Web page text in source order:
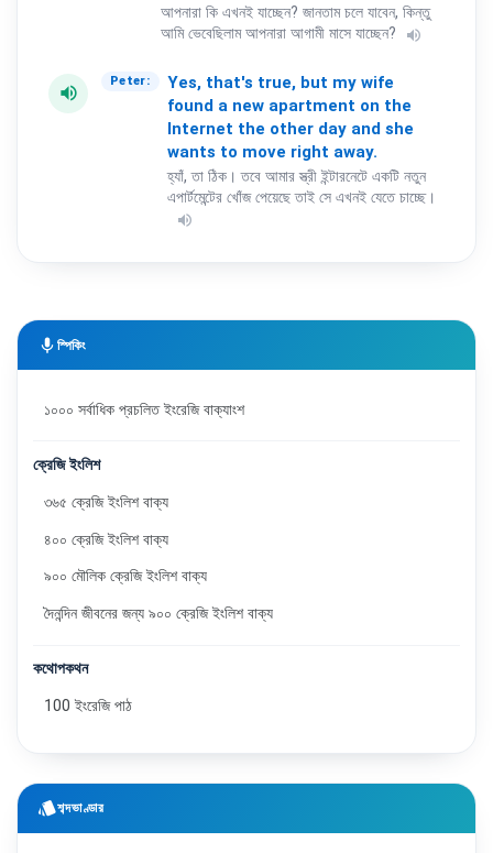
আপনারা কি এখনই যাচ্ছেন? জানতাম চলে যাবেন, কিন্তু
আমি ভেবেছিলাম আপনারা আগামী মাসে যাচ্ছেন?
volume_up
volume_up
Peter: Yes, that's true, but my wife
found a new apartment on the
Internet the other day and she
wants to move right away.
হ্যাঁ, তা ঠিক। তবে আমার স্ত্রী ইন্টারনেটে একটি নতুন
এপার্টমেন্টের খোঁজ পেয়েছে তাই সে এখনই যেতে চাচ্ছে।
volume_up
mic স্পিকিং
১০০০ সর্বাধিক প্রচলিত ইংরেজি বাক্যাংশ
ক্রেজি ইংলিশ
৩৬৫ ক্রেজি ইংলিশ বাক্য
৪০০ ক্রেজি ইংলিশ বাক্য
৯০০ মৌলিক ক্রেজি ইংলিশ বাক্য
দৈনন্দিন জীবনের জন্য ৯০০ ক্রেজি ইংলিশ বাক্য
কথোপকথন
100 ইংরেজি পাঠ
styleশব্দভাণ্ডার